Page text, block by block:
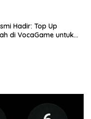
Hadir: Top Up
di VocaGame untuk